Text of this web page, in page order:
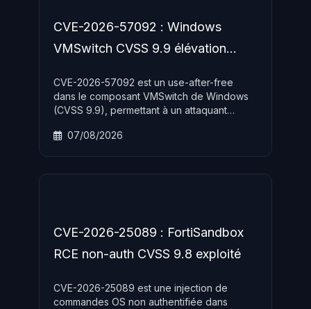
CVE-2026-57092 : Windows
VMSwitch CVSS 9.9 élévation
CVE-2026-57092 est un use-after-free
dans le composant VMSwitch de Windows
(CVSS 9.9), permettant à un attaquant
SYSTEM via le réseau — patch d'urgence
07/08/2026
CVE-2026-25089 : FortiSandbox
RCE non-auth CVSS 9.8 exploité
CVE-2026-25089 est une injection de
commandes OS non authentifiée dans